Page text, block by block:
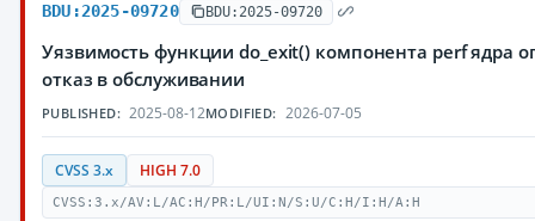
BDU:2025-09720 BDU:2025-09720
Уязвимость функции do_exit() компонента perf
отказ в обслуживании
PUBLISHED: 2025-08-12MODIFIED: 2026-07-05
CVSS 3.x HIGH 7.0
CVSS:3.x/AV:L/AC:H/PR:L/UI:N/S:U/C:H/I:H/A:H